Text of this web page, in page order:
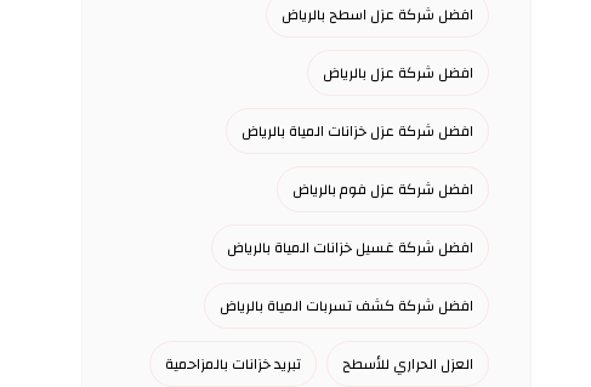
افضل شركة عزل اسطح بالرياض
افضل شركة عزل بالرياض
افضل شركة عزل خزانات المياة بالرياض
افضل شركة عزل فوم بالرياض
افضل شركة غسيل خزانات المياة بالرياض
افضل شركة كشف تسربات المياة بالرياض
العزل الحراري للأسطح تبريد خزانات بالمزاحمية